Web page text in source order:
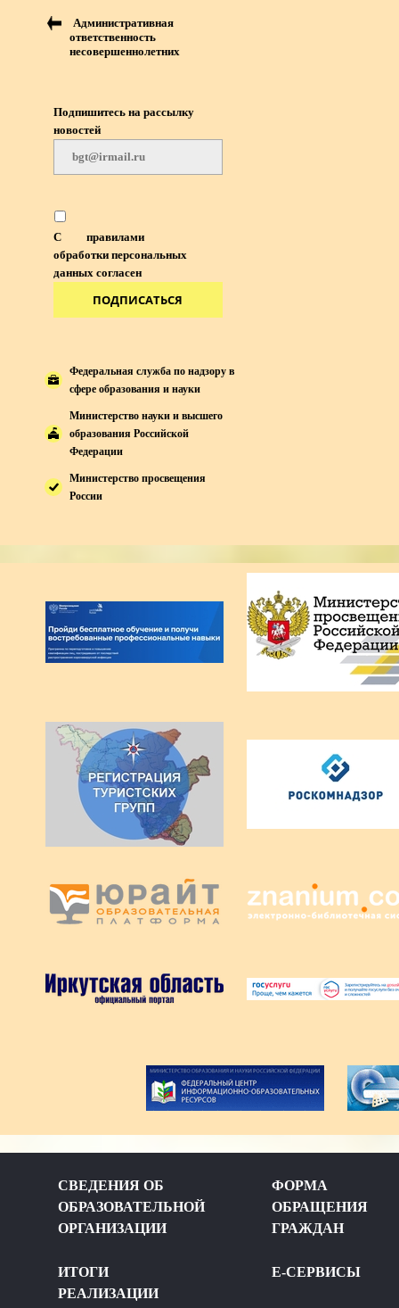
Административная
ответственность
несовершеннолетних
Подпишитесь на рассылку
новостей
С
правилами
обработки персональных
данных согласен
ПОДПИСАТЬСЯ
Федеральная служба по надзору в
сфере образования и науки
Министерство науки и высшего
образования Российской
Федерации
Министерство просвещения
России
СВЕДЕНИЯ ОБ
ОБРАЗОВАТЕЛЬНОЙ
ОРГАНИЗАЦИИ
ИТОГИ
РЕАЛИЗАЦИИ
ФОРМА
ОБРАЩЕНИЯ
ГРАЖДАН
Е-СЕРВИСЫ